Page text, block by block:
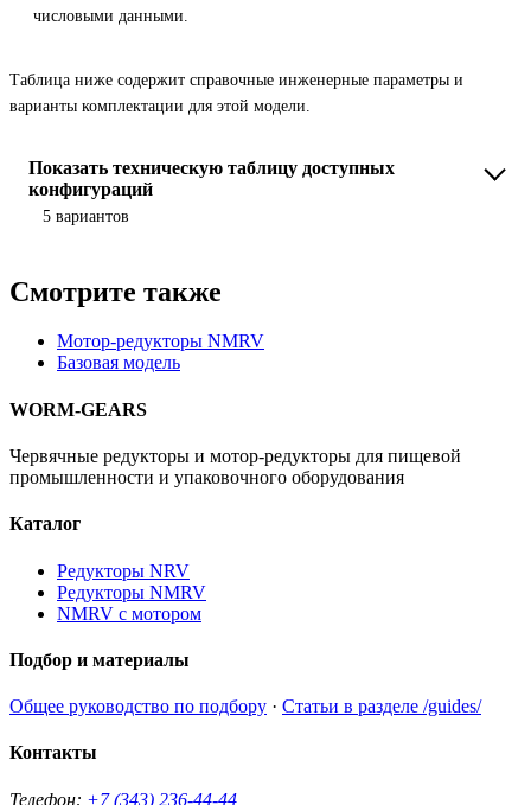
числовыми данными.
Таблица ниже содержит справочные инженерные параметры и
варианты комплектации для этой модели.
Показать техническую таблицу доступных
конфигураций
5 вариантов
Смотрите также
Мотор-редукторы NMRV
Базовая модель
WORM-GEARS
Червячные редукторы и мотор-редукторы для пищевой
промышленности и упаковочного оборудования
Каталог
Редукторы NRV
Редукторы NMRV
NMRV с мотором
Подбор и материалы
Общее руководство по подбору · Статьи в разделе /guides/
Контакты
Телефон: +7 (343) 236-44-44